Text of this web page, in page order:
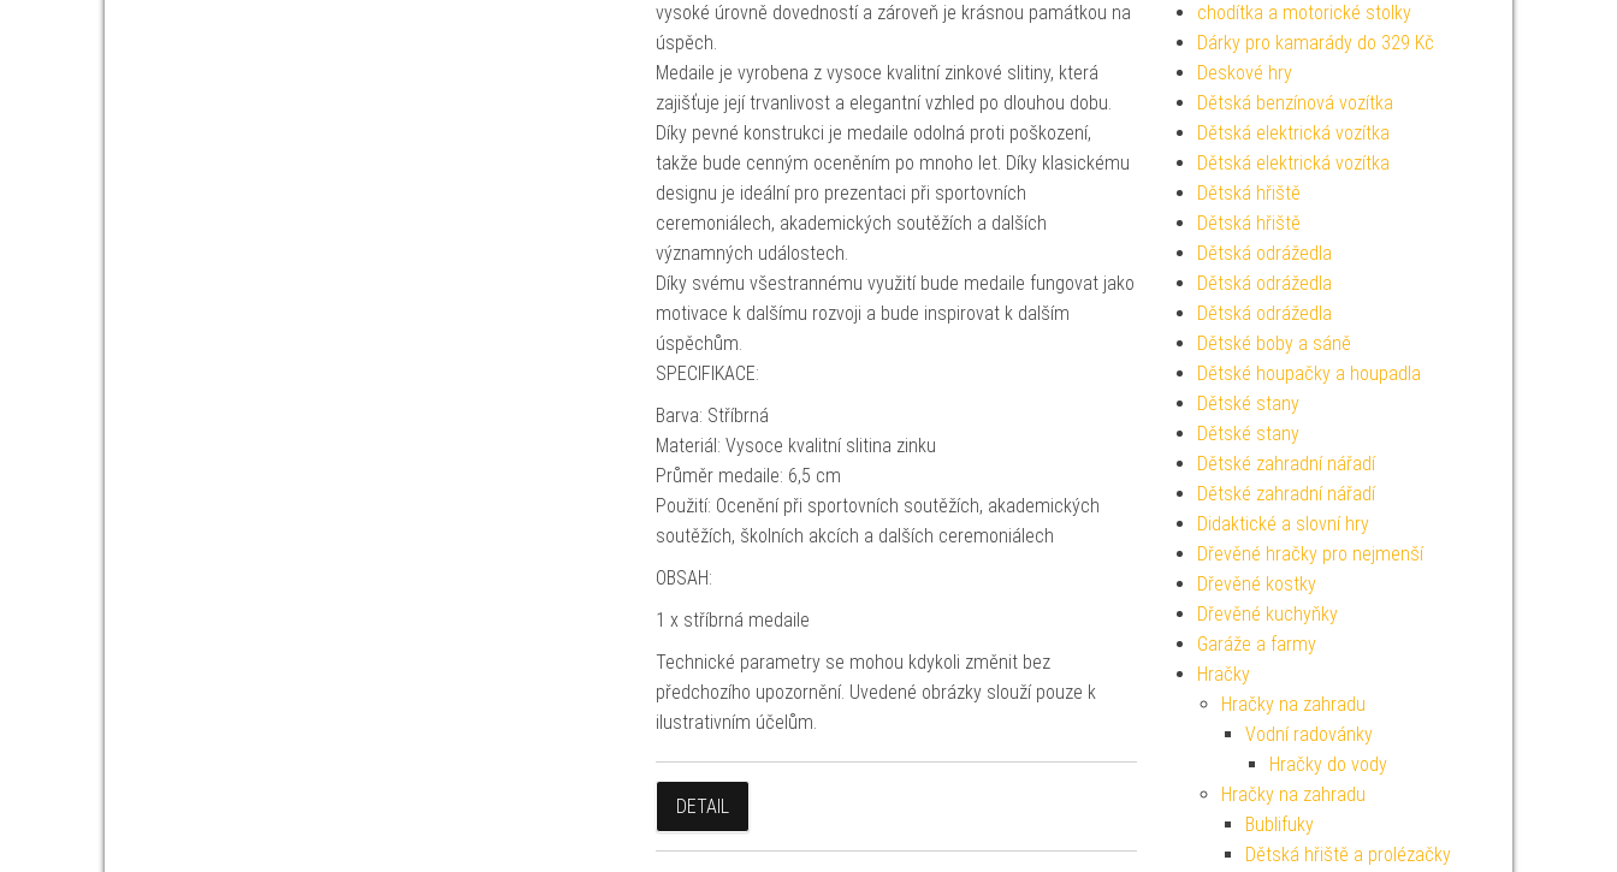
vysoké úrovně dovedností a zároveň je krásnou památkou na
úspěch.
Medaile je vyrobena z vysoce kvalitní zinkové slitiny, která
zajišťuje její trvanlivost a elegantní vzhled po dlouhou dobu.
Díky pevné konstrukci je medaile odolná proti poškození,
takže bude cenným oceněním po mnoho let. Díky klasickému
designu je ideální pro prezentaci při sportovních
ceremoniálech, akademických soutěžích a dalších
významných událostech.
Díky svému všestrannému využití bude medaile fungovat jako
motivace k dalšímu rozvoji a bude inspirovat k dalším
úspěchům.
SPECIFIKACE:
Barva: Stříbrná
Materiál: Vysoce kvalitní slitina zinku
Průměr medaile: 6,5 cm
Použití: Ocenění při sportovních soutěžích, akademických
soutěžích, školních akcích a dalších ceremoniálech
OBSAH:
1 x stříbrná medaile
Technické parametry se mohou kdykoli změnit bez
předchozího upozornění. Uvedené obrázky slouží pouze k
ilustrativním účelům.
DETAIL
chodítka a motorické stolky
Dárky pro kamarády do 329 Kč
Deskové hry
Dětská benzínová vozítka
Dětská elektrická vozítka
Dětská elektrická vozítka
Dětská hřiště
Dětská hřiště
Dětská odrážedla
Dětská odrážedla
Dětská odrážedla
Dětské boby a sáně
Dětské houpačky a houpadla
Dětské stany
Dětské stany
Dětské zahradní nářadí
Dětské zahradní nářadí
Didaktické a slovní hry
Dřevěné hračky pro nejmenší
Dřevěné kostky
Dřevěné kuchyňky
Garáže a farmy
Hračky
Hračky na zahradu
Vodní radovánky
Hračky do vody
Hračky na zahradu
Bublifuky
Dětská hřiště a prolézačky